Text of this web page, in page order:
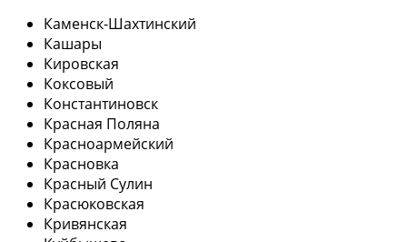
Каменск-Шахтинский
Кашары
Кировская
Коксовый
Константиновск
Красная Поляна
Красноармейский
Красновка
Красный Сулин
Красюковская
Кривянская